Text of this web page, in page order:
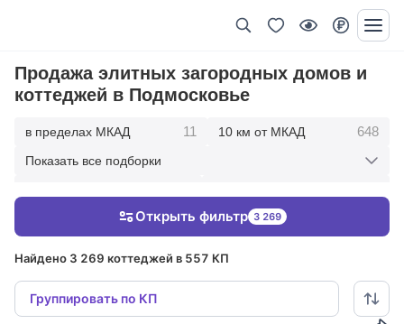
Продажа элитных загородных домов и
коттеджей в Подмосковье
в пределах МКАД 11 10 км от МКАД 648
Показать все подборки
Найдено 3 269 коттеджей в 557 КП
Группировать по КП
Открыть фильтр 3 269